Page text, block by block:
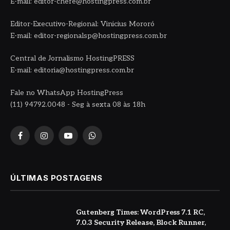
Editor-Executivo-Regional: Vinicius Mororó
E-mail: editor-regionalsp@hostingpress.com.br
Central de Jornalismo HostingPRESS
E-mail: editoria@hostingpress.com.br
Fale no WhatsApp HostingPress
(11) 94792.0048 - Seg à sexta 08 às 18h
FacebookInstagramYouTubeWhatsApp
ÚLTIMAS POSTAGENS
Gutenberg Times: WordPress 7.1 RC,
7.0.3 Security Release, Block Runner,